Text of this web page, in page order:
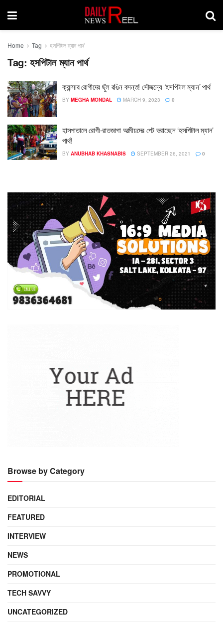
Home Tag হসপিটাল ম্যান পার্থ
Tag: হসপিটাল ম্যান পার্থ
ক্যান্সার রোগীদের ছুঁল রঙিন বসন্ত! সৌজন্যে ‘হসপিটাল ম্যান’ পার্থ
BY MEGHA MONDAL MARCH 9, 2023 0
হাসপাতালে রোগী-রাতজাগা আত্মীয়দের পেট ভরাচ্ছেন ‘হসপিটাল ম্যান’
পার্থ!
BY ANUBHAB KHASNABIS SEPTEMBER 26, 2021 0
Browse by Category
EDITORIAL
FEATURED
INTERVIEW
NEWS
PROMOTIONAL
TECH SAVVY
UNCATEGORIZED